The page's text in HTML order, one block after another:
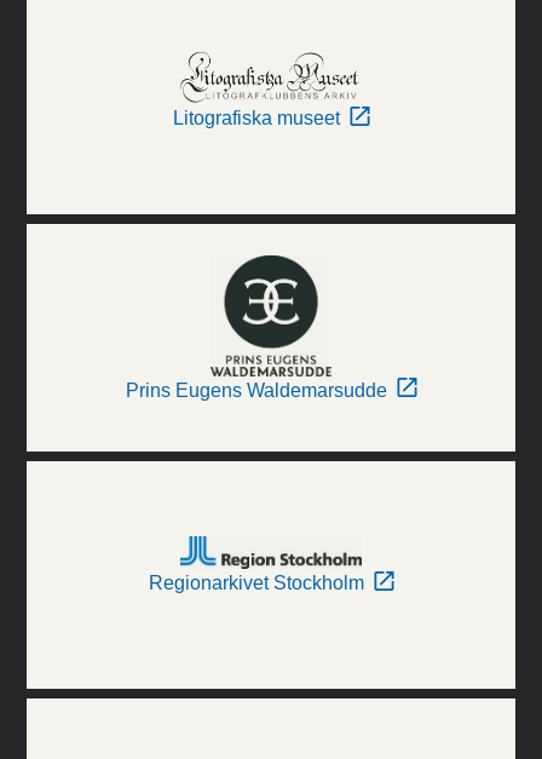
Litografiska museet
Prins Eugens Waldemarsudde
Regionarkivet Stockholm